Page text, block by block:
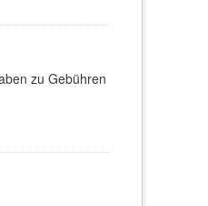
zu Gebühren